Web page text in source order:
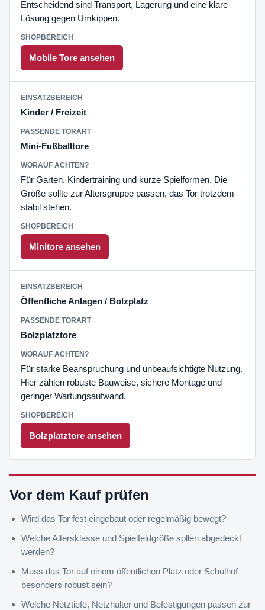
Entscheidend sind Transport, Lagerung und eine klare
Lösung gegen Umkippen.
Mobile Tore ansehen
Kinder / Freizeit
Mini-Fußballtore
Für Garten, Kindertraining und kurze Spielformen. Die
Größe sollte zur Altersgruppe passen, das Tor trotzdem
stabil stehen.
Minitore ansehen
Öffentliche Anlagen / Bolzplatz
Bolzplatztore
Für starke Beanspruchung und unbeaufsichtigte Nutzung.
Hier zählen robuste Bauweise, sichere Montage und
geringer Wartungsaufwand.
Bolzplatztore ansehen
Vor dem Kauf prüfen
Wird das Tor fest eingebaut oder regelmäßig bewegt?
Welche Altersklasse und Spielfeldgröße sollen abgedeckt
werden?
Muss das Tor auf einem öffentlichen Platz oder Schulhof
besonders robust sein?
Welche Netztiefe, Netzhalter und Befestigungen passen zur